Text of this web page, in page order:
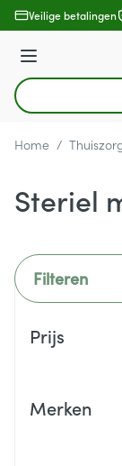
Ga naar de inhoud
Veilige betalingen
Menu
Product, merk,
Home /
Steriel
Filteren
Prijs
Merken